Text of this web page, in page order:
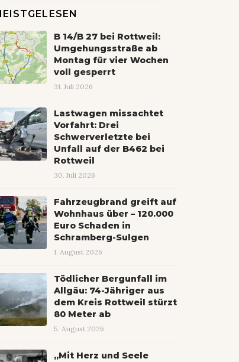
B 14/B 27 bei Rottweil:
Umgehungsstraße ab
Montag für vier Wochen
voll gesperrt
31. Juli 2026
Lastwagen missachtet
Vorfahrt: Drei
Schwerverletzte bei
Unfall auf der B462 bei
Rottweil
30. Juli 2026
Fahrzeugbrand greift auf
Wohnhaus über – 120.000
Euro Schaden in
Schramberg-Sulgen
1. August 2026
Tödlicher Bergunfall im
Allgäu: 74-Jähriger aus
dem Kreis Rottweil stürzt
80 Meter ab
5. August 2026
„Mit Herz und Seele